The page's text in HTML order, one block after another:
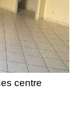
centre